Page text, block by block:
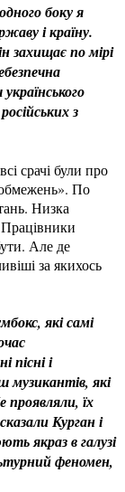
боку я
і країну.
захищає по мірі
з
срачі були про
обмежень». По
Низка
Але де
за якихось
які самі
пісні і
музикантів, які
проявляли, їх
Курган і
якраз в галузі
феномен,